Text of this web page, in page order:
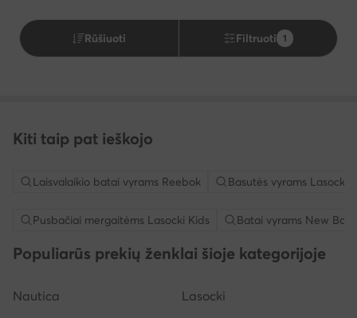
Rūšiuoti Filtruoti 1
Kiti taip pat ieškojo
Laisvalaikio batai vyrams Reebok Basutės vyrams Lasocki
Pusbačiai mergaitėms Lasocki Kids Batai vyrams New
Populiarūs prekių ženklai šioje kategorijoje
Nautica Lasocki